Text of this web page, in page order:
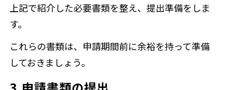
上記で紹介した必要書類を整え、提出準備をしま
す。
これらの書類は、申請期間前に余裕を持って準備
しておきましょう。